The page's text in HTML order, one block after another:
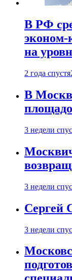
В РФ
эконом-
на
2 года спустя
В
3 недели
3 недели
Сергей
3 недели